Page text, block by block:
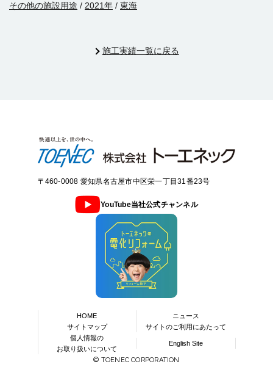
その他の施設用途 / 2021年 / 東海
施工実績一覧に戻る
〒460-0008 愛知県名古屋市中区栄一丁目31番23号
YouTube当社公式チャンネル
© TOENEC CORPORATION
HOME
ニュース
サイトマップ
サイトのご利用にあたって
個人情報の
お取り扱いについて
English Site